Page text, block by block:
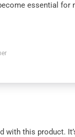
essential for
with this product.